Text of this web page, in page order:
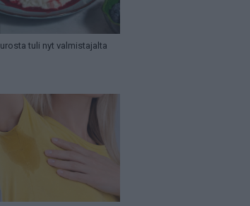
tuli nyt valmistajalta